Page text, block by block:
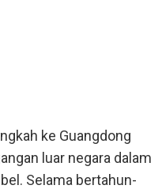
ke Guangdong
luar negara dalam
Selama bertahun-